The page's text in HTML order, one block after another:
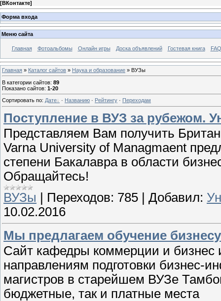
[ВКонтакте]
Форма входа
Меню сайта
Главная Фотоальбомы Онлайн игры Доска объявлений Гостевая книга
Главная » Каталог сайтов » Наука и образование » ВУЗы
В категории сайтов: 89
Показано сайтов: 1-20
Сортировать по: Дате · Названию · Рейтингу · Переходам
Поступление в ВУЗ за рубежом.
Представляем Вам получить
Varna University of Managmaent
степени Бакалавра в области
Обращайтесь!
ВУЗы
Переходов: 785 Добавил:
10.02.2016
Мы предлагаем обучение
Сайт кафедры коммерции и бизнес
направлениям подготовки бизнес-
магистров в старейшем ВУЗе
бюджетные, так и платные места